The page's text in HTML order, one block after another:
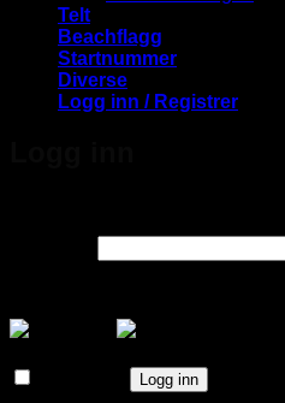
Telt
Beachflagg
Startnummer
Diverse
Logg inn / Registrer
Logg inn